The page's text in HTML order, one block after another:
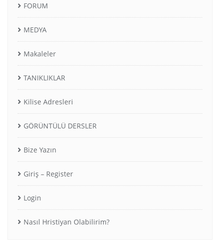
FORUM
MEDYA
Makaleler
TANIKLIKLAR
Kilise Adresleri
GÖRÜNTÜLÜ DERSLER
Bize Yazın
Giriş – Register
Login
Nasıl Hristiyan Olabilirim?